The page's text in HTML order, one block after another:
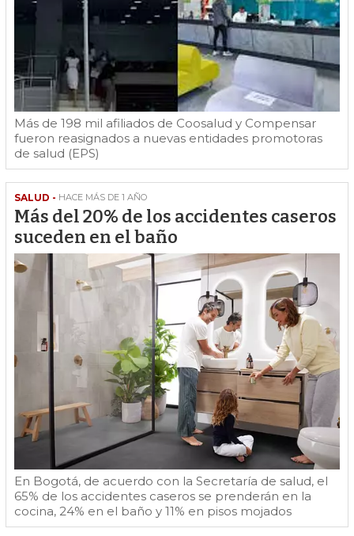
Más de 198 mil afiliados de Coosalud y Compensar
fueron reasignados a nuevas entidades promotoras
de salud (EPS)
SALUD - HACE MÁS DE 1 AÑO
Más del 20% de los accidentes caseros
suceden en el baño
En Bogotá, de acuerdo con la Secretaría de salud, el
65% de los accidentes caseros se prenderán en la
cocina, 24% en el baño y 11% en pisos mojados